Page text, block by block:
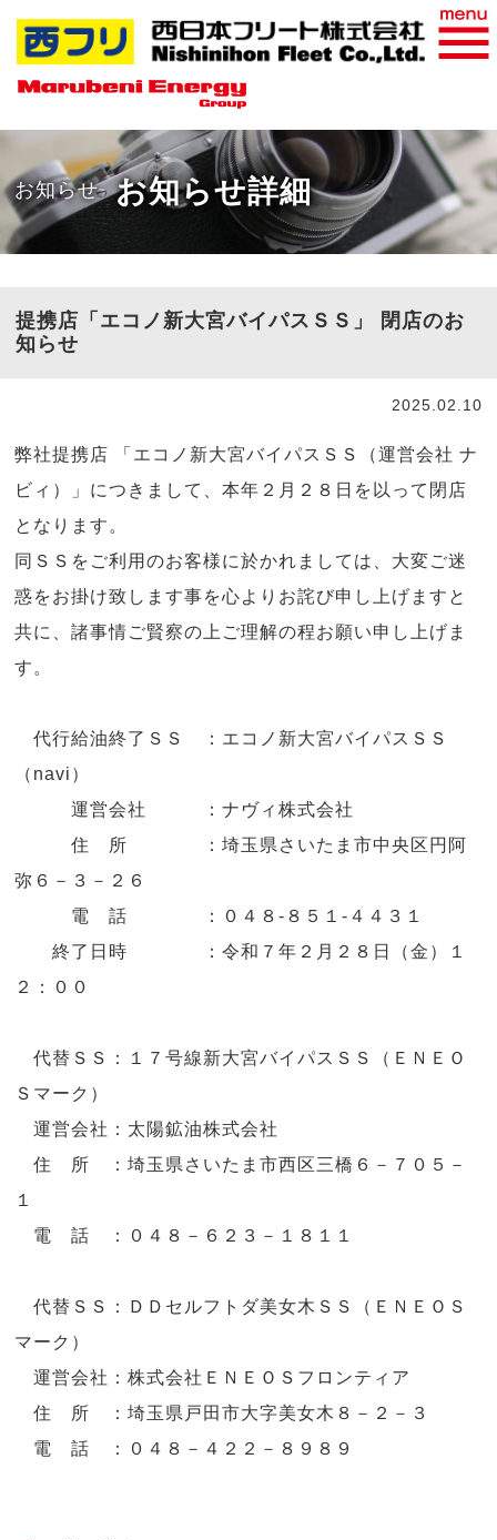
おすすめ商品
WEB請求書
お知らせ お知らせ詳細
提携店「エコノ新大宮バイパスＳＳ」 閉店のお
知らせ
2025.02.10
弊社提携店 「エコノ新大宮バイパスＳＳ（運営会社 ナ
ビィ）」につきまして、本年２月２８日を以って閉店
となります。
同ＳＳをご利用のお客様に於かれましては、大変ご迷
惑をお掛け致します事を心よりお詫び申し上げますと
共に、諸事情ご賢察の上ご理解の程お願い申し上げま
す。
代行給油終了ＳＳ ：エコノ新大宮バイパスＳＳ
（navi）
運営会社 ：ナヴィ株式会社
住 所 ：埼玉県さいたま市中央区円阿
弥６－３－２６
電 話 ：０４８-８５１-４４３１
終了日時 ：令和７年２月２８日（金）１
２：００
代替ＳＳ：１７号線新大宮バイパスＳＳ（ＥＮＥＯ
Ｓマーク）
運営会社：太陽鉱油株式会社
住 所 ：埼玉県さいたま市西区三橋６－７０５－
１
電 話 ：０４８－６２３－１８１１
代替ＳＳ：ＤＤセルフトダ美女木ＳＳ（ＥＮＥＯＳ
マーク）
運営会社：株式会社ＥＮＥＯＳフロンティア
住 所 ：埼玉県戸田市大字美女木８－２－３
電 話 ：０４８－４２２－８９８９